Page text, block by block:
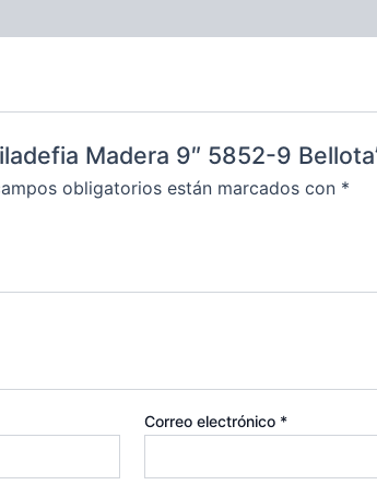
Madera 9″ 5852-9
obligatorios están marcados con *
Correo electrónico *